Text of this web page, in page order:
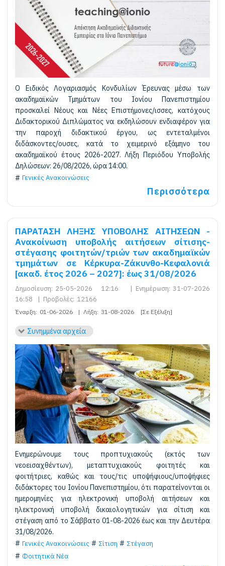
Ο Ειδικός Λογαριασμός Κονδυλίων Έρευνας μέσω των
ακαδημαϊκών Τμημάτων του Ιονίου Πανεπιστημίου
προσκαλεί Νέους και Νέες Επιστήμονες/ισσες, κατόχους
Διδακτορικού Διπλώματος να εκδηλώσουν ενδιαφέρον για
την παροχή διδακτικού έργου, ως εντεταλμένοι
διδάσκοντες/ουσες, κατά το χειμερινό εξάμηνο του
ακαδημαϊκού έτους 2026-2027. Λήξη Περιόδου Υποβολής
Δηλώσεων: 26/08/2026, ώρα 14:00.
Γενικές Ανακοινώσεις
Περισσότερα
ΠΑΡΑΤΑΣΗ ΛΗΞΗΣ ΥΠΟΒΟΛΗΣ ΑΙΤΗΣΕΩΝ -
Ανακοίνωση υποβολής αιτήσεων σίτισης-
στέγασης φοιτητών/τριών των ακαδημαϊκών
τμημάτων σε Κέρκυρα-Ζάκυνθο-Κεφαλονιά
[ακαδ. έτος 2026 – 2027]: έως 31/08/2026
Δημοσίευση: 25-05-2026 12:16 | Ενημέρωση: 31-07-2026
16:58
| Προβολές: 12166
Έναρξη: 01-06-2026 | Λήξη: 31-08-2026 [Σε Εξέλιξη]
Συνημμένα αρχεία
Ενημερώνουμε τους προπτυχιακούς (εκτός των
νεοεισαχθέντων), μεταπτυχιακούς φοιτητές και
φοιτήτριες, καθώς και τους/τις υποψήφιους/υποψήφιες
διδάκτορες του Ιονίου Πανεπιστημίου, ότι παρατείνονται οι
ημερομηνίες για ηλεκτρονική υποβολή αιτήσεων και
ηλεκτρονική υποβολή δικαιολογητικών για σίτιση και
στέγαση από το Σάββατο 01-08-2026 έως και την Δευτέρα
31/08/2026.
Γενικές Ανακοινώσεις
Σίτιση
Στέγαση
Φοιτητικά Νέα